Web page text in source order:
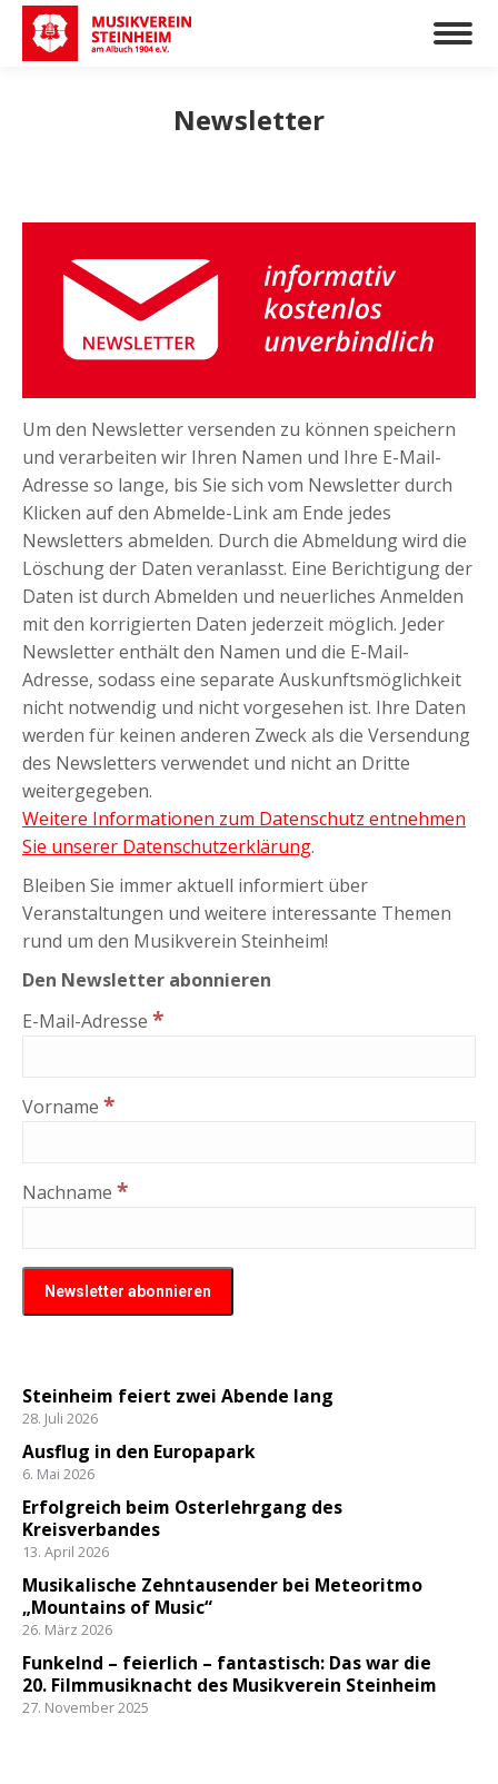
Newsletter
Um den Newsletter versenden zu können speichern
und verarbeiten wir Ihren Namen und Ihre E-Mail-
Adresse so lange, bis Sie sich vom Newsletter durch
Klicken auf den Abmelde-Link am Ende jedes
Newsletters abmelden. Durch die Abmeldung wird die
Löschung der Daten veranlasst. Eine Berichtigung der
Daten ist durch Abmelden und neuerliches Anmelden
mit den korrigierten Daten jederzeit möglich. Jeder
Newsletter enthält den Namen und die E-Mail-
Adresse, sodass eine separate Auskunftsmöglichkeit
nicht notwendig und nicht vorgesehen ist. Ihre Daten
werden für keinen anderen Zweck als die Versendung
des Newsletters verwendet und nicht an Dritte
weitergegeben.
Weitere Informationen zum Datenschutz entnehmen
Sie unserer Datenschutzerklärung.
Bleiben Sie immer aktuell informiert über
Veranstaltungen und weitere interessante Themen
rund um den Musikverein Steinheim!
Den Newsletter abonnieren
E-Mail-Adresse *
Vorname *
Nachname *
Steinheim feiert zwei Abende lang
28. Juli 2026
Ausflug in den Europapark
6. Mai 2026
Erfolgreich beim Osterlehrgang des
Kreisverbandes
13. April 2026
Musikalische Zehntausender bei Meteoritmo
„Mountains of Music“
26. März 2026
Funkelnd – feierlich – fantastisch: Das war die
20. Filmmusiknacht des Musikverein Steinheim
27. November 2025